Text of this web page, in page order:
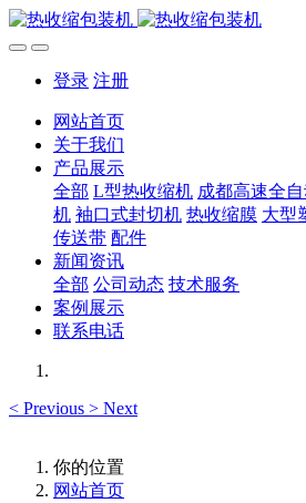
登录 注册
网站首页
关于我们
产品展示
全部 L型热收缩机 成都高速全
机 袖口式封切机 热收缩膜 大型
传送带 配件
新闻资讯
全部 公司动态 技术服务
案例展示
联系电话
< Previous > Next
你的位置
网站首页